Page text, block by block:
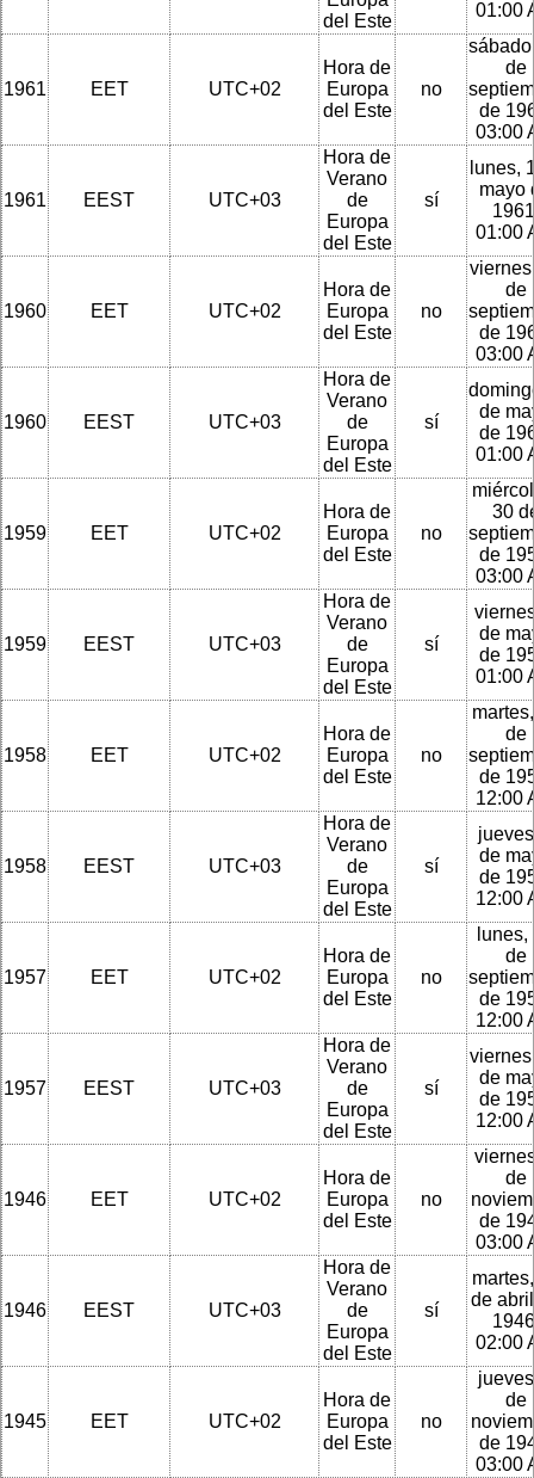
del Este
01:00
1961 EET UTC+02
Hora de
Europa
del Este
no
de
de
03:00
1961 EEST UTC+03
Hora de
Verano
de
Europa
del Este
sí
lunes,
mayo
01:00
1960 EET UTC+02
Hora de
Europa
del Este
no
de
de
03:00
1960 EEST UTC+03
Hora de
Verano
de
Europa
del Este
sí
de
de
01:00
1959 EET UTC+02
Hora de
Europa
del Este
no
30
de
03:00
1959 EEST UTC+03
Hora de
Verano
de
Europa
del Este
sí
de
de
01:00
1958 EET UTC+02
Hora de
Europa
del Este
no
de
de
12:00
1958 EEST UTC+03
Hora de
Verano
de
Europa
del Este
sí
de
de
12:00
1957 EET UTC+02
Hora de
Europa
del Este
no
lunes,
de
de
12:00
1957 EEST UTC+03
Hora de
Verano
de
Europa
del Este
sí
de
de
12:00
1946 EET UTC+02
Hora de
Europa
del Este
no
de
de
03:00
1946 EEST UTC+03
Hora de
Verano
de
Europa
del Este
sí
de
02:00
1945 EET UTC+02
Hora de
Europa
del Este
no
de
de
03:00